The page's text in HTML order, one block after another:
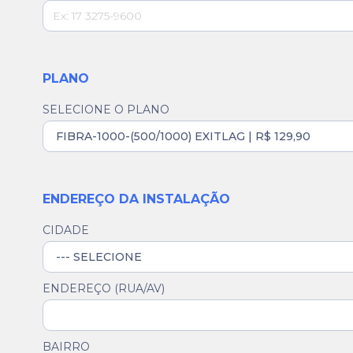
PLANO
SELECIONE O PLANO
ENDEREÇO DA INSTALAÇÃO
CIDADE
ENDEREÇO (RUA/AV)
BAIRRO